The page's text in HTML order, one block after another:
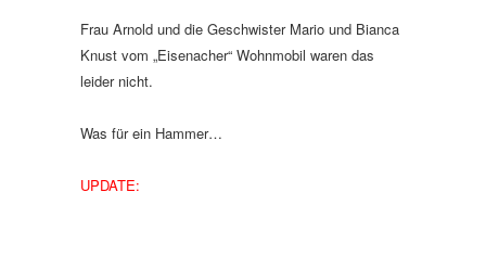
Frau Arnold und die Geschwister Mario und Bianca
Knust vom „Eisenacher“ Wohnmobil waren das
leider nicht.
Was für ein Hammer…
UPDATE: